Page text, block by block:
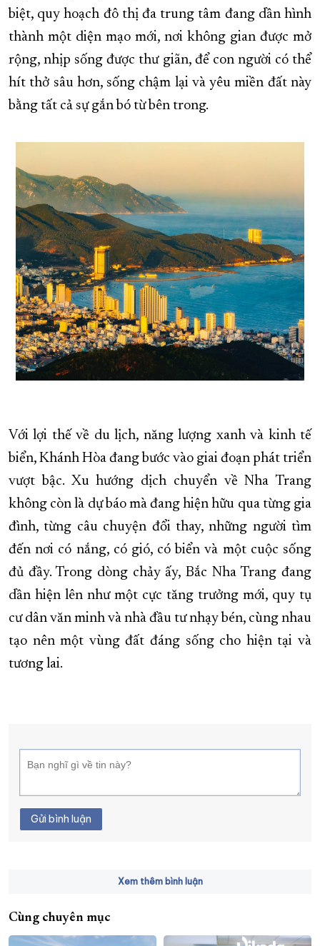
biệt, quy hoạch đô thị đa trung tâm đang dần hình
thành một diện mạo mới, nơi không gian được mở
rộng, nhịp sống được thư giãn, để con người có thể
hít thở sâu hơn, sống chậm lại và yêu miền đất này
bằng tất cả sự gắn bó từ bên trong.
Với lợi thế về du lịch, năng lượng xanh và kinh tế
biển, Khánh Hòa đang bước vào giai đoạn phát triển
vượt bậc. Xu hướng dịch chuyển về Nha Trang
không còn là dự báo mà đang hiện hữu qua từng gia
đình, từng câu chuyện đổi thay, những người tìm
đến nơi có nắng, có gió, có biển và một cuộc sống
đủ đầy. Trong dòng chảy ấy, Bắc Nha Trang đang
dần hiện lên như một cực tăng trưởng mới, quy tụ
cư dân văn minh và nhà đầu tư nhạy bén, cùng nhau
tạo nên một vùng đất đáng sống cho hiện tại và
tương lai.
Gửi bình luận
Xem thêm bình luận
Cùng chuyên mục